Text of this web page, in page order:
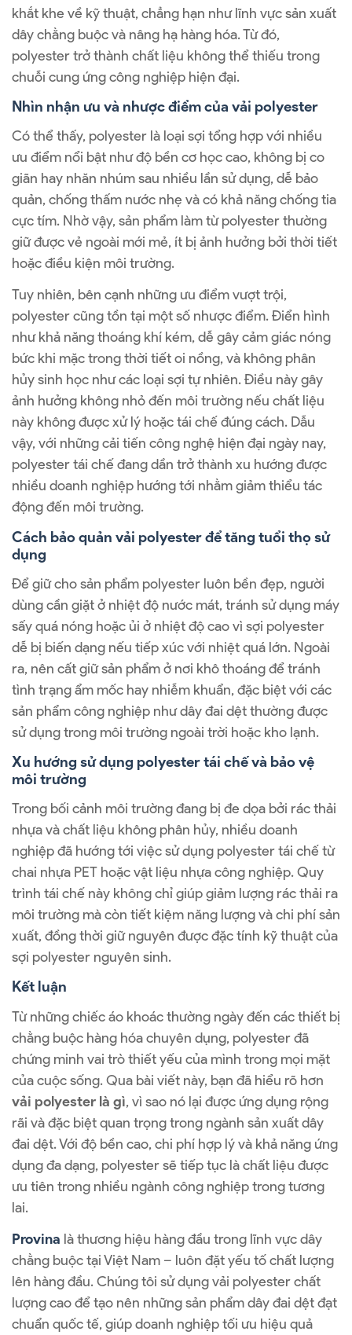
khắt khe về kỹ thuật, chẳng hạn như lĩnh vực sản xuất
dây chằng buộc và nâng hạ hàng hóa. Từ đó,
polyester trở thành chất liệu không thể thiếu trong
chuỗi cung ứng công nghiệp hiện đại.
Nhìn nhận ưu và nhược điểm của vải polyester
Có thể thấy, polyester là loại sợi tổng hợp với nhiều
ưu điểm nổi bật như độ bền cơ học cao, không bị co
giãn hay nhăn nhúm sau nhiều lần sử dụng, dễ bảo
quản, chống thấm nước nhẹ và có khả năng chống tia
cực tím. Nhờ vậy, sản phẩm làm từ polyester thường
giữ được vẻ ngoài mới mẻ, ít bị ảnh hưởng bởi thời tiết
hoặc điều kiện môi trường.
Tuy nhiên, bên cạnh những ưu điểm vượt trội,
polyester cũng tồn tại một số nhược điểm. Điển hình
như khả năng thoáng khí kém, dễ gây cảm giác nóng
bức khi mặc trong thời tiết oi nồng, và không phân
hủy sinh học như các loại sợi tự nhiên. Điều này gây
ảnh hưởng không nhỏ đến môi trường nếu chất liệu
này không được xử lý hoặc tái chế đúng cách. Dẫu
vậy, với những cải tiến công nghệ hiện đại ngày nay,
polyester tái chế đang dần trở thành xu hướng được
nhiều doanh nghiệp hướng tới nhằm giảm thiểu tác
động đến môi trường.
Cách bảo quản vải polyester để tăng tuổi thọ sử
dụng
Để giữ cho sản phẩm polyester luôn bền đẹp, người
dùng cần giặt ở nhiệt độ nước mát, tránh sử dụng máy
sấy quá nóng hoặc ủi ở nhiệt độ cao vì sợi polyester
dễ bị biến dạng nếu tiếp xúc với nhiệt quá lớn. Ngoài
ra, nên cất giữ sản phẩm ở nơi khô thoáng để tránh
tình trạng ẩm mốc hay nhiễm khuẩn, đặc biệt với các
sản phẩm công nghiệp như dây đai dệt thường được
sử dụng trong môi trường ngoài trời hoặc kho lạnh.
Xu hướng sử dụng polyester tái chế và bảo vệ
môi trường
Trong bối cảnh môi trường đang bị đe dọa bởi rác thải
nhựa và chất liệu không phân hủy, nhiều doanh
nghiệp đã hướng tới việc sử dụng polyester tái chế từ
chai nhựa PET hoặc vật liệu nhựa công nghiệp. Quy
trình tái chế này không chỉ giúp giảm lượng rác thải ra
môi trường mà còn tiết kiệm năng lượng và chi phí sản
xuất, đồng thời giữ nguyên được đặc tính kỹ thuật của
sợi polyester nguyên sinh.
Kết luận
Từ những chiếc áo khoác thường ngày đến các thiết bị
chằng buộc hàng hóa chuyên dụng, polyester đã
chứng minh vai trò thiết yếu của mình trong mọi mặt
của cuộc sống. Qua bài viết này, bạn đã hiểu rõ hơn
vải polyester là gì, vì sao nó lại được ứng dụng rộng
rãi và đặc biệt quan trọng trong ngành sản xuất dây
đai dệt. Với độ bền cao, chi phí hợp lý và khả năng ứng
dụng đa dạng, polyester sẽ tiếp tục là chất liệu được
ưu tiên trong nhiều ngành công nghiệp trong tương
lai.
Provina là thương hiệu hàng đầu trong lĩnh vực dây
chằng buộc tại Việt Nam – luôn đặt yếu tố chất lượng
lên hàng đầu. Chúng tôi sử dụng vải polyester chất
lượng cao để tạo nên những sản phẩm dây đai dệt đạt
chuẩn quốc tế, giúp doanh nghiệp tối ưu hiệu quả